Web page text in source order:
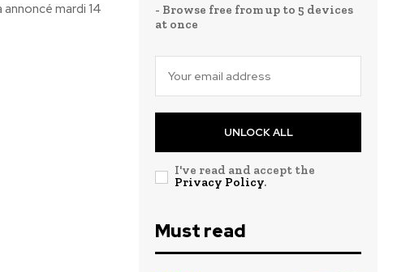
mardi 14
- Browse free from up to 5 devices
at once
UNLOCK ALL
I've read and accept the
Privacy Policy.
Must read